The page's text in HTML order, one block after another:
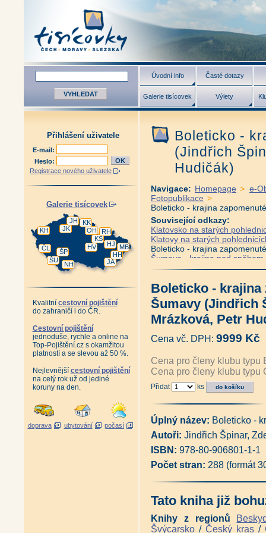
Úvodní info Časté dotazy
Galerie tisícovek Výlety
Přihlášení uživatele
E-mail:
Heslo:
Registrace nového uživatele
Galerie tisícovek
JA
HH
MB
HJ
HV
NH
KS
RH
ŠP
ŠU
OH
JK
KK
ČL
JH
KH
Kvalitní cestovní pojištění
do zahraničí i do ČR.
Cestovní pojištění
jednoduše, rychle a online na
Top-Pojištění.cz s okamžitou
platností a se slevou až 50 %.
Nejlevnější cestovní pojištění
na celý rok už od jediné
koruny na den.
doprava ubytování počasí
Boleticko -
(Jindřich
Hudičák)
Navigace: Homepage > e-
Fotopublikace >
Boleticko - krajina
Související odkazy:
Klatovsko na starých
Klatovy na starých
Boleticko - krajina
Šumava - krajina pod
Lipno - krajina pod hladinou
Krumlovské skoky časem
Fotoateliér Seidel -
Šumava na pohlednicích Joži
Šumava na pohlednicích
Šumava na pohlednicích
Konec staré Šumavy (Martin
Šumavské osmdesátky a
Stará Šumava - Pláně a
Šumava na nejstarších
Šumavou Karla
Tenkrát na Šumavě -
Antikvariát - Šumava krásná
Šumava 1938 (Jan Lakosil)|
Šumava Františka Malocha -
Krásy Šumavy + DVD
Antikvariát - Šumava - Der
Album starých pohlednic -
Zapomenuté dědictví (Josef
Zmizelá Šumava 1 (Emil
Zmizelá Šumava 2 (Emil
Boleticko - krajina
Šumavy (Jindřich
Mrázková, Petr
Cena vč. DPH: 9999 Kč
Cena pro členy klubu typu
Cena pro členy klubu typu
Přidat ks
Úplný název: Boleticko -
Autoři: Jindřich Špinar,
ISBN: 978-80-906801-1-1
Počet stran: 288 (formát
Tato kniha již
Knihy z regionů
Švýcarsko / Český kras /